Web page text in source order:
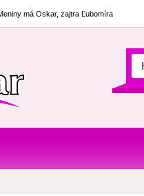
má Oskar, zajtra Ľubomíra